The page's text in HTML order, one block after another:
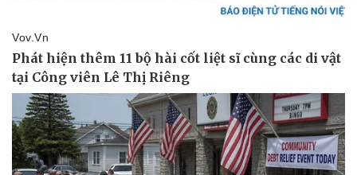
Tin nóng
Tư vấn luật
Quân sự - Quốc phòng
Phân tích